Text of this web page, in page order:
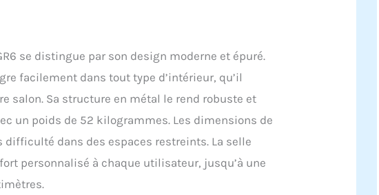
se distingue par son design moderne et épuré.
facilement dans tout type d’intérieur, qu’il
salon. Sa structure en métal le rend robuste et
un poids de 52 kilogrammes. Les dimensions de
difficulté dans des espaces restreints. La selle
personnalisé à chaque utilisateur, jusqu’à une